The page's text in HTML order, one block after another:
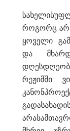
როგორც
ყოველი
და
რეჟიმში